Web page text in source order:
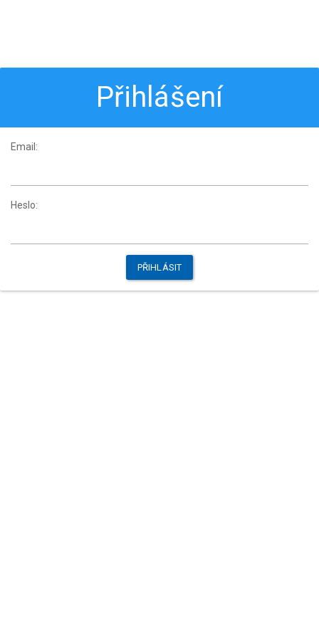
Přihlášení
Email:
Heslo: